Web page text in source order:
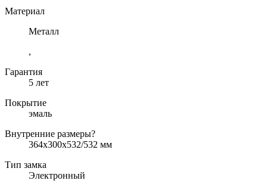
Материал
Металл
,
Гарантия
5 лет
Покрытие
эмаль
Внутренние размеры?
364x300х532/532 мм
Тип замка
Электронный